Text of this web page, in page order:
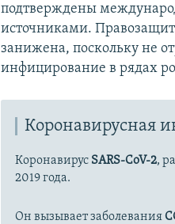
подтверждены
источниками.
занижена, поскольку не
инфицирование в рядах
Коронавирусная
Коронавирус SARS-CoV-2,
2019 года.
Он вызывает заболевания